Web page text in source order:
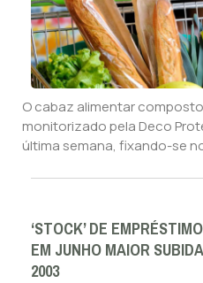
O cabaz alimentar
monitorizado pela Deco
última semana, fixando-se
‘STOCK’ DE
EM JUNHO MAIOR
2003